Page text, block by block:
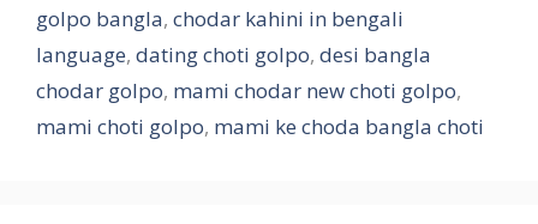
golpo bangla, chodar kahini in bengali
language, dating choti golpo, desi bangla
chodar golpo, mami chodar new choti golpo,
mami choti golpo, mami ke choda bangla choti